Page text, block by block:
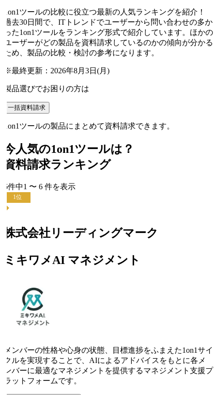
ツールの比較に役立つ最新の人気ランキングを紹介！
去30日間で、ITトレンドでユーザーから問い合わせの多か
た1on1ツールをランキング形式で紹介しています。ほかの
ーザーがどの製品を資料請求しているのかの傾向が分かる
め、製品の比較・検討の参考になります。
最終更新： 2026年8月3日(月)
品選びでお困りの方は
一括資料請求
ツールの製品にまとめて資料請求できます。
人気の1on1ツールは？
料請求ランキング
件中1〜6件を表示
位
式会社リーディングマーク
キワメAI マネジメント
ンバーの性格や心身の状態、目標進捗をふまえた1on1サイ
ルを実現することで、AIによるアドバイスをもとに各メ
バーに最適なマネジメントを提供するマネジメント支援プ
ットフォームです。